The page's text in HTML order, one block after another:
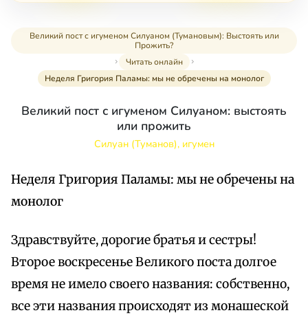
Великий пост с игуменом Силуаном (Тумановым): Выстоять или
Прожить?
Читать онлайн
Неделя Григория Паламы: мы не обречены на монолог
Великий пост с игуменом Силуаном: выстоять
или прожить
Силуан (Туманов), игумен
Неделя Григория Паламы: мы не обречены на
монолог
Здравствуйте, дорогие братья и сестры!
Второе воскресенье Великого поста долгое
время не имело своего названия: собственно,
все эти названия происходят из монашеской